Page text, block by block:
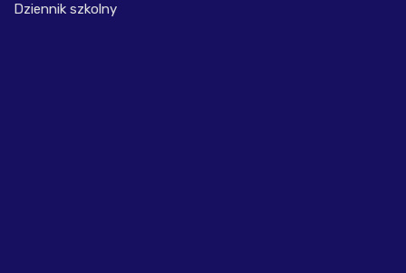
Dziennik szkolny